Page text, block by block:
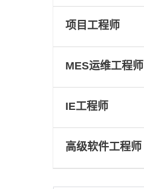
项目工程师
MES运维工程师
IE工程师
高级软件工程师